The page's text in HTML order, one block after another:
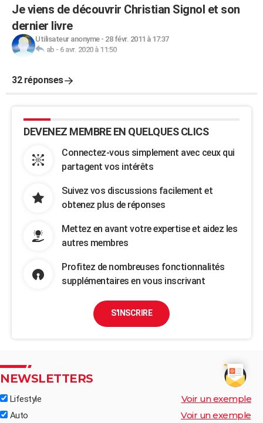
Je viens de découvrir Christian Signol et son
dernier livre
Utilisateur anonyme- 28 févr. 2011 à 17:37
ab - 6 avr. 2020 à 11:50
32 réponses
DEVENEZ MEMBRE EN QUELQUES CLICS
Connectez-vous simplement avec ceux qui
partagent vos intérêts
Suivez vos discussions facilement et
obtenez plus de réponses
Mettez en avant votre expertise et aidez les
autres membres
Profitez de nombreuses fonctionnalités
supplémentaires en vous inscrivant
S'INSCRIRE
NEWSLETTERS
Lifestyle Voir un exemple
Auto Voir un exemple